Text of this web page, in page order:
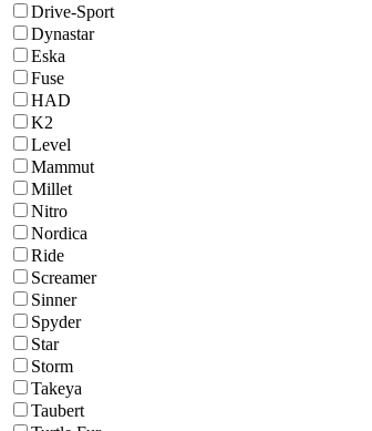
Drive-Sport
Dynastar
Eska
Fuse
HAD
K2
Level
Mammut
Millet
Nitro
Nordica
Ride
Screamer
Sinner
Spyder
Star
Storm
Takeya
Taubert